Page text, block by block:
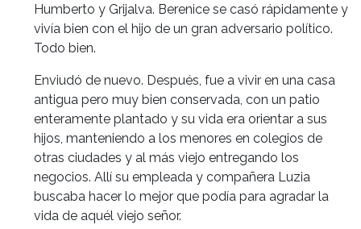
Humberto y Grijalva. Berenice se casó rápidamente y
vivía bien con el hijo de un gran adversario político.
Todo bien.
Enviudó de nuevo. Después, fue a vivir en una casa
antigua pero muy bien conservada, con un patio
enteramente plantado y su vida era orientar a sus
hijos, manteniendo a los menores en colegios de
otras ciudades y al más viejo entregando los
negocios. Allí su empleada y compañera Luzia
buscaba hacer lo mejor que podía para agradar la
vida de aquél viejo señor.